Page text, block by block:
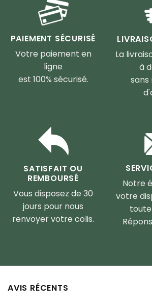
PAIEMENT SÉCURISÉ
Votre paiement en
ligne
est 100% sécurisé.
La
à
sans
SATISFAIT OU
REMBOURSÉ
Vous disposez de 30
jours pour nous
renvoyer votre colis.
Notre
votre
AVIS RÉCENTS